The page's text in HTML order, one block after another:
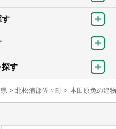
す
す
> 北松浦郡佐々町 > 本田原免の建